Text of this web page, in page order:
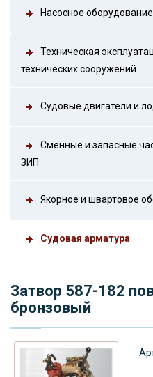
Насосное оборудование
Техническая
технических сооружений
Судовые двигатели и
Сменные и запасные
ЗИП
Якорное и швартовое
Судовая арматура
Затвор 587-182
бронзовый